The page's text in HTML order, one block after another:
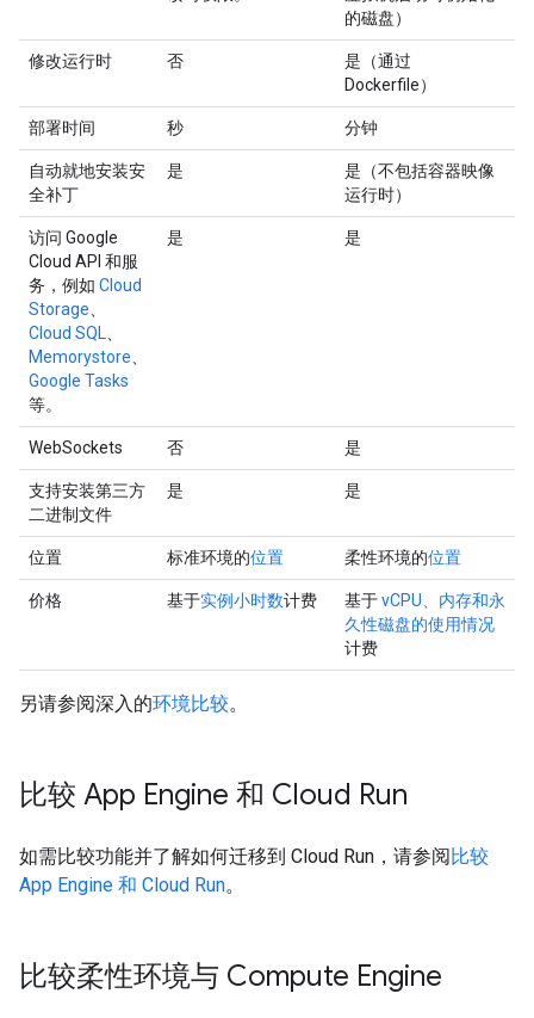
的磁盘）
修改运行时 否
是（通过
Dockerfile）
部署时间 秒 分钟
自动就地安装安
全补丁
是
是（不包括容器映像
运行时）
访问 Google
Cloud API 和服
务，例如 Cloud
Storage
Cloud SQL
Memorystore
Google Tasks
等。
是 是
WebSockets 否 是
支持安装第三方
二进制文件
是 是
位置 标准环境的位置 柔性环境的位置
价格 基于实例小时数计费 基于vCPU、内存和永
久性磁盘的使用情况
计费
另请参阅深入的环境比较。
比较 App Engine 和 Cloud Run
如需比较功能并了解如何迁移到 Cloud Run，请参阅比较
App Engine 和 Cloud Run。
比较柔性环境与 Compute Engine